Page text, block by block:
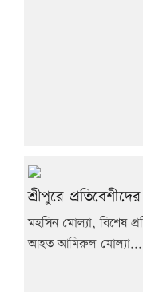
শ্রীপুরে
মহসিন মোল্যা, বিশেষ
আহত আমিরুল মোল্যা...